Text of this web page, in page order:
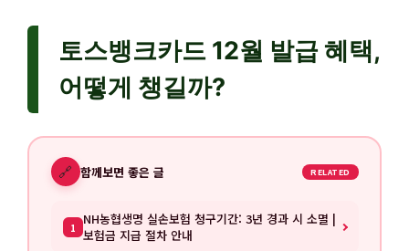
토스뱅크카드 12월 발급 혜택,
어떻게 챙길까?
🔗 함께보면 좋은 글 RELATED
1 NH농협생명 실손보험 청구기간: 3년 경과 시 소멸 |
보험금 지급 절차 안내